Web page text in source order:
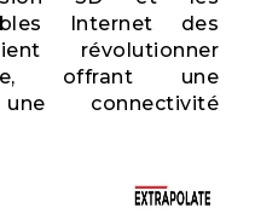
Internet des
révolutionner
offrant une
connectivité